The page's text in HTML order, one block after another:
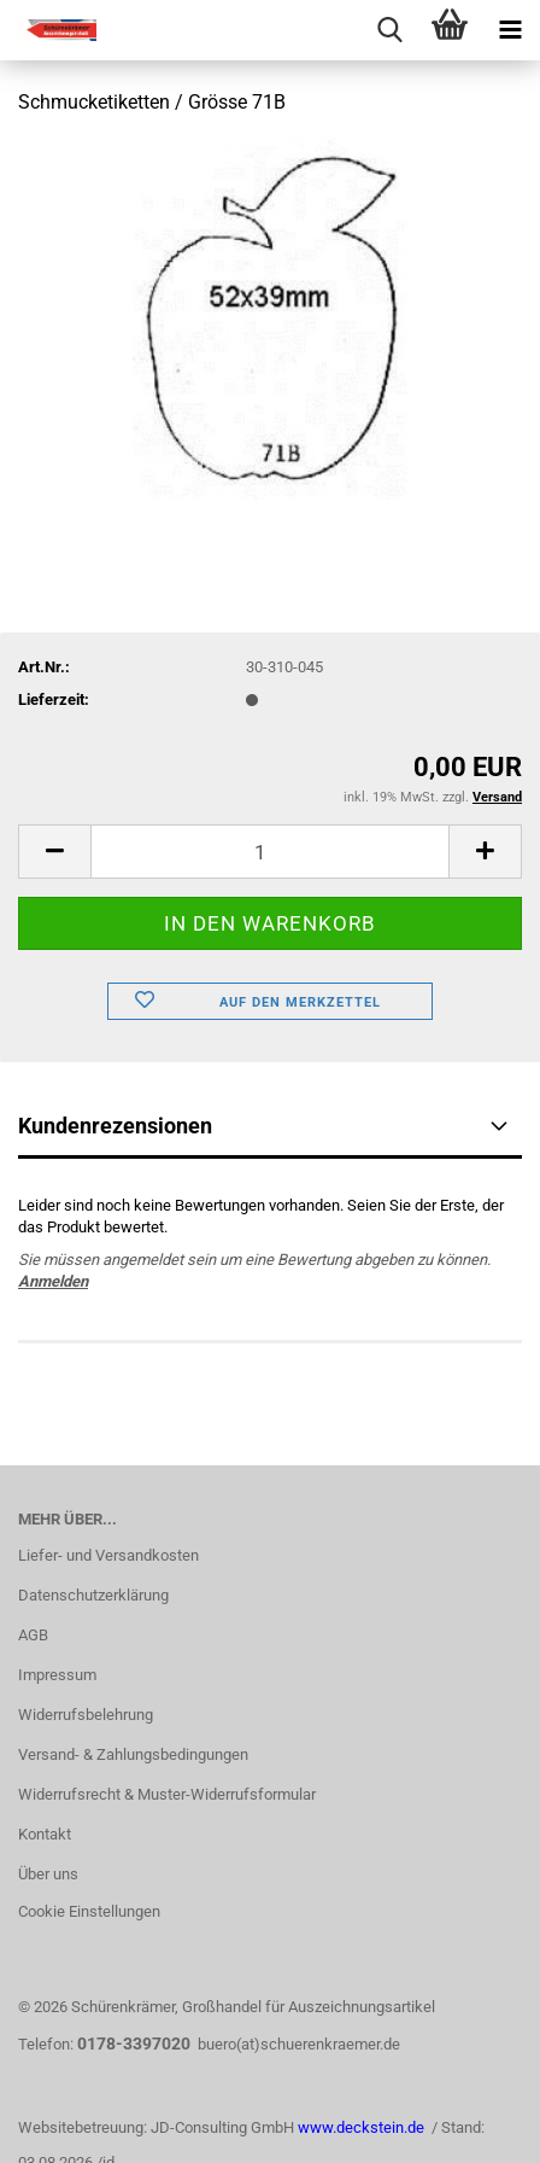
Schmucketiketten / Grösse 71B
Art.Nr.:
30-310-045
Lieferzeit:
0,00 EUR
inkl. 19% MwSt. zzgl. Versand
AUF DEN MERKZETTEL
Kundenrezensionen
Leider sind noch keine Bewertungen vorhanden. Seien Sie der Erste, der
das Produkt bewertet.
Sie müssen angemeldet sein um eine Bewertung abgeben zu können.
Anmelden
MEHR ÜBER...
Liefer- und Versandkosten
Datenschutzerklärung
AGB
Impressum
Widerrufsbelehrung
Versand- & Zahlungsbedingungen
Widerrufsrecht & Muster-Widerrufsformular
Kontakt
Über uns
Cookie Einstellungen
© 2026 Schürenkrämer, Großhandel für Auszeichnungsartikel
Telefon: 0178-3397020 buero(at)schuerenkraemer.de
Websitebetreuung: JD-Consulting GmbH www.deckstein.de / Stand: